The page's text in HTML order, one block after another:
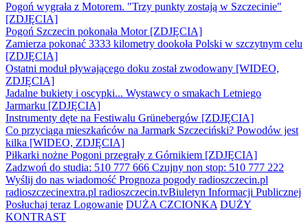
Pogoń wygrała z Motorem. "Trzy punkty zostają w Szczecinie"
[ZDJĘCIA]
Pogoń Szczecin pokonała Motor [ZDJĘCIA]
Zamierza pokonać 3333 kilometry dookoła Polski w szczytnym celu
[ZDJĘCIA]
Ostatni moduł pływającego doku został zwodowany [WIDEO,
ZDJĘCIA]
Jadalne bukiety i oscypki... Wystawcy o smakach Letniego
Jarmarku [ZDJĘCIA]
Instrumenty dęte na Festiwalu Grünebergów [ZDJĘCIA]
Co przyciąga mieszkańców na Jarmark Szczeciński? Powodów jest
kilka [WIDEO, ZDJĘCIA]
Piłkarki nożne Pogoni przegrały z Górnikiem [ZDJĘCIA]
Zadzwoń do studia: 510 777 666 Czujny non stop: 510 777 222
Wyślij do nas wiadomość Prognoza pogody radioszczecin.pl
radioszczecinextra.pl radioszczecin.tvBiuletyn Informacji Publicznej
Posłuchaj teraz Logowanie DUŻA CZCIONKA DUŻY
KONTRAST